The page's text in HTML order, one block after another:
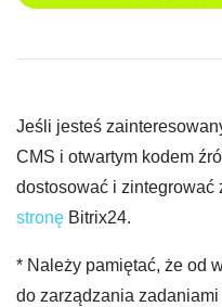
Jeśli jesteś
CMS i otwartym kodem
dostosować i zintegrować
stronę Bitrix24.
* Należy pamiętać, że od
do zarządzania